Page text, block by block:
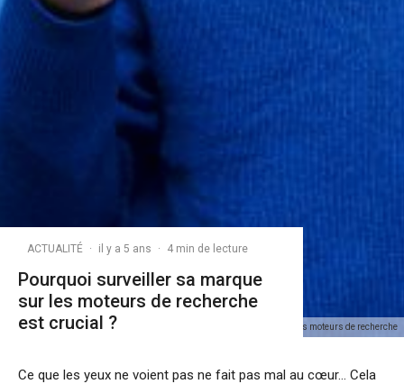
Interview Jérémie Lipferd surveiller sa marque sur les moteurs de recherche
ACTUALITÉ · il y a 5 ans · 4 min de lecture
Pourquoi surveiller sa marque
sur les moteurs de recherche
est crucial ?
Ce que les yeux ne voient pas ne fait pas mal au cœur… Cela